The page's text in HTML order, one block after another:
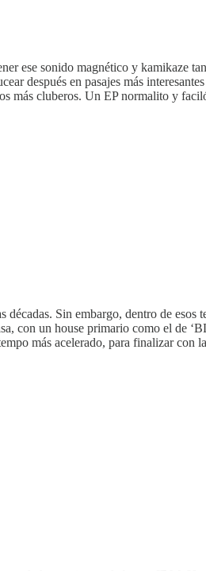
ese sonido magnético y kamikaze
después en pasajes más
más cluberos. Un EP normalito y
Sin embargo, dentro de esos
con un house primario como el de
más acelerado, para finalizar con